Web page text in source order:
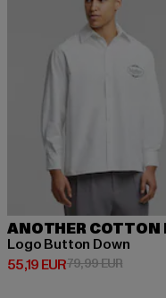
ANOTHER COTTON
Logo Button Down
55,19 EUR
Derzeitiger Preis: 55,19
79,99 EUR